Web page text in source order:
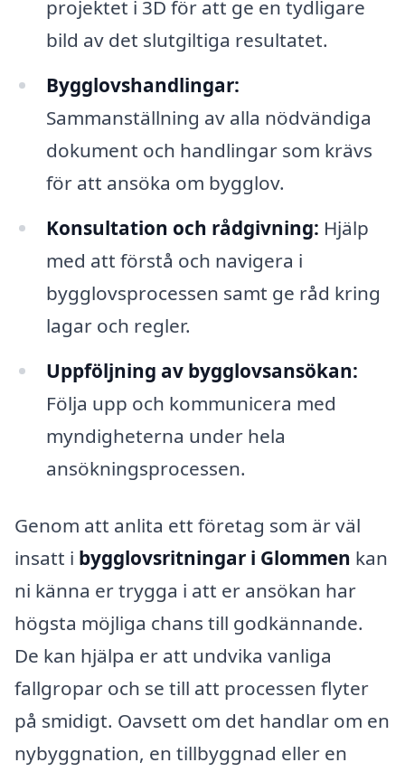
projektet i 3D för att ge en tydligare
bild av det slutgiltiga resultatet.
Bygglovshandlingar:
Sammanställning av alla nödvändiga
dokument och handlingar som krävs
för att ansöka om bygglov.
Konsultation och rådgivning: Hjälp
med att förstå och navigera i
bygglovsprocessen samt ge råd kring
lagar och regler.
Uppföljning av bygglovsansökan:
Följa upp och kommunicera med
myndigheterna under hela
ansökningsprocessen.
Genom att anlita ett företag som är väl
insatt i bygglovsritningar i Glommen kan
ni känna er trygga i att er ansökan har
högsta möjliga chans till godkännande.
De kan hjälpa er att undvika vanliga
fallgropar och se till att processen flyter
på smidigt. Oavsett om det handlar om en
nybyggnation, en tillbyggnad eller en